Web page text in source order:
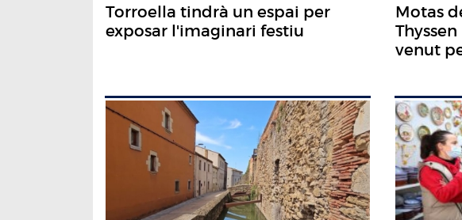
Torroella tindrà un espai per
exposar l'imaginari festiu
Motas
venut